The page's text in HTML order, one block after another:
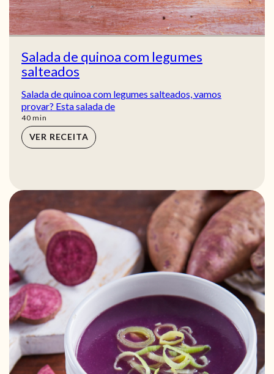
Salada de quinoa com legumes
salteados
Salada de quinoa com legumes salteados, vamos
provar? Esta salada de
40min
min
VER RECEITA